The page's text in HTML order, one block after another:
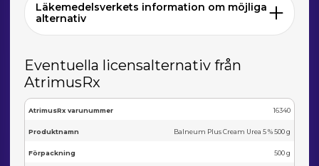
Läkemedelsverkets information om möjliga
alternativ
Eventuella licensalternativ från
AtrimusRx
AtrimusRx varunummer 16340
Produktnamn Balneum Plus Cream Urea 5 % 500 g
Förpackning 500 g